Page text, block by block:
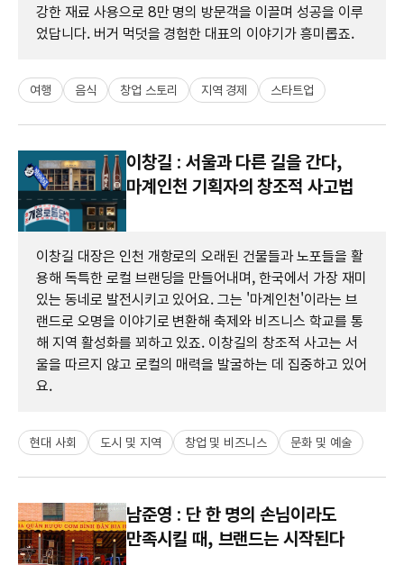
강한 재료 사용으로 8만 명의 방문객을 이끌며 성공을 이루
었답니다. 버거 먹덧을 경험한 대표의 이야기가 흥미롭죠.
여행 음식 창업 스토리 지역 경제 스타트업
이창길 : 서울과 다른 길을 간다,
마계인천 기획자의 창조적 사고법
이창길 대장은 인천 개항로의 오래된 건물들과 노포들을 활
용해 독특한 로컬 브랜딩을 만들어내며, 한국에서 가장 재미
있는 동네로 발전시키고 있어요. 그는 '마계인천'이라는 브
랜드로 오명을 이야기로 변환해 축제와 비즈니스 학교를 통
해 지역 활성화를 꾀하고 있죠. 이창길의 창조적 사고는 서
울을 따르지 않고 로컬의 매력을 발굴하는 데 집중하고 있어
요.
현대 사회 도시 및 지역 창업 및 비즈니스 문화 및 예술
남준영 : 단 한 명의 손님이라도
만족시킬 때, 브랜드는 시작된다